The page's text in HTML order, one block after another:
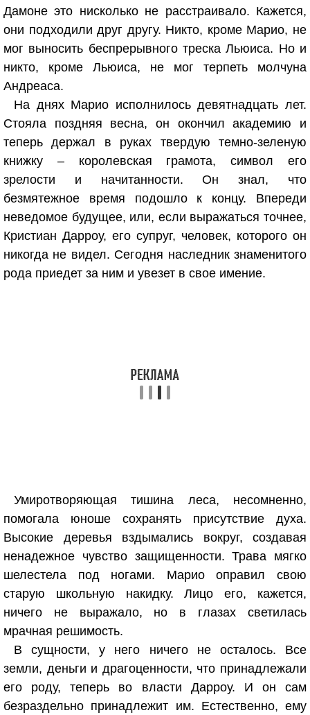
Дамоне это нисколько не расстраивало. Кажется,
они подходили друг другу. Никто, кроме Марио, не
мог выносить беспрерывного треска Льюиса. Но и
никто, кроме Льюиса, не мог терпеть молчуна
Андреаса.
На днях Марио исполнилось девятнадцать лет.
Стояла поздняя весна, он окончил академию и
теперь держал в руках твердую темно-зеленую
книжку – королевская грамота, символ его
зрелости и начитанности. Он знал, что
безмятежное время подошло к концу. Впереди
неведомое будущее, или, если выражаться точнее,
Кристиан Дарроу, его супруг, человек, которого он
никогда не видел. Сегодня наследник знаменитого
рода приедет за ним и увезет в свое имение.
Умиротворяющая тишина леса, несомненно,
помогала юноше сохранять присутствие духа.
Высокие деревья вздымались вокруг, создавая
ненадежное чувство защищенности. Трава мягко
шелестела под ногами. Марио оправил свою
старую школьную накидку. Лицо его, кажется,
ничего не выражало, но в глазах светилась
мрачная решимость.
В сущности, у него ничего не осталось. Все
земли, деньги и драгоценности, что принадлежали
его роду, теперь во власти Дарроу. И он сам
безраздельно принадлежит им. Естественно, ему